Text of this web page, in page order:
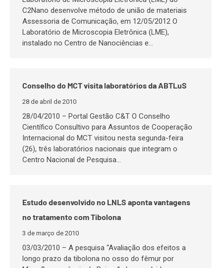
C2Nano desenvolve método de união de materiais
Assessoria de Comunicação, em 12/05/2012 O
Laboratório de Microscopia Eletrônica (LME),
instalado no Centro de Nanociências e…
Conselho do MCT visita laboratórios da ABTLuS
28 de abril de 2010
28/04/2010 – Portal Gestão C&T O Conselho
Científico Consultivo para Assuntos de Cooperação
Internacional do MCT visitou nesta segunda-feira
(26), três laboratórios nacionais que integram o
Centro Nacional de Pesquisa…
Estudo desenvolvido no LNLS aponta vantagens
no tratamento com Tibolona
3 de março de 2010
03/03/2010 – A pesquisa “Avaliação dos efeitos a
longo prazo da tibolona no osso do fêmur por